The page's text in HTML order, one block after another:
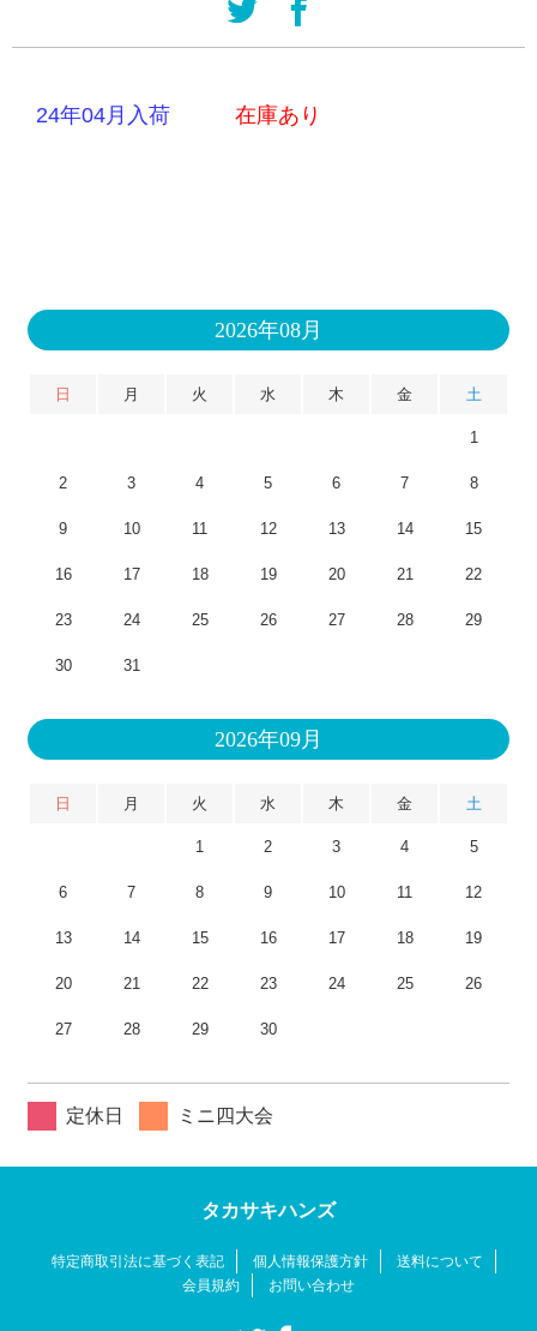
24年04月入荷 在庫あり
2026年08月
日 月 火 水 木 金 土
1
2 3 4 5 6 7 8
9 10 11 12 13 14 15
16 17 18 19 20 21 22
23 24 25 26 27 28 29
30 31
2026年09月
日 月 火 水 木 金 土
1 2 3 4 5
6 7 8 9 10 11 12
13 14 15 16 17 18 19
20 21 22 23 24 25 26
27 28 29 30
定休日 ミニ四大会
タカサキハンズ
特定商取引法に基づく表記 個人情報保護方針
送料について
会員規約
お問い合わせ